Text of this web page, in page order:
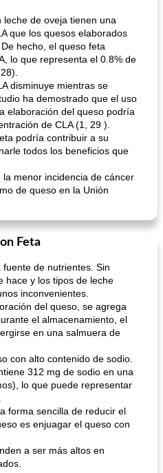
de oveja tienen una
que los quesos elaborados
hecho, el queso feta
lo que representa el 0.8% de
disminuye mientras se
ha demostrado que el uso
elaboración del queso podría
de CLA (1, 29 ).
podría contribuir a su
todos los beneficios que
menor incidencia de cáncer
de queso en la Unión
Feta
de nutrientes. Sin
hace y los tipos de leche
inconvenientes.
del queso, se agrega
el almacenamiento, el
en una salmuera de
con alto contenido de sodio.
312 mg de sodio en una
lo que puede representar
forma sencilla de reducir el
es enjuagar el queso con
a ser más altos en